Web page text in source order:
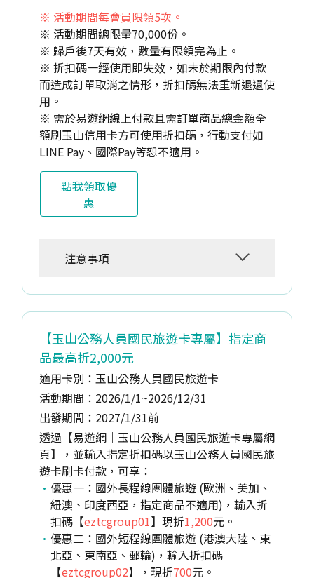
※ 活動期間每會員限領5次。
※ 活動期間總限量70,000份。
※ 歸戶後7天有效，數量有限領完為止。
※ 折扣碼一經使用即失效，如未於期限內付款
而造成訂單取消之情形，折扣碼無法重新退還使
用。
※ 需於易遊網線上付款且需訂單商品總金額全
額刷玉山信用卡方可使用折扣碼，行動支付如
LINE Pay、國際Pay等恕不適用。
點我領取優
惠
注意事項
【玉山公務人員國民旅遊卡專屬】指定商
品最高折2,000元
適用卡別：玉山公務人員國民旅遊卡
活動期間：2026/1/1~2026/12/31
出發期間：2027/1/31前
透過【易遊網｜玉山公務人員國民旅遊卡專屬網
頁】，並輸入指定折扣碼以玉山公務人員國民旅
遊卡刷卡付款，可享：
優惠一：國外長程線團體旅遊 (歐洲、美加、
紐澳、印度西亞，指定商品不適用)，輸入折
扣碼【eztcgroup01】現折1,200元。
優惠二：國外短程線團體旅遊 (港澳大陸、東
北亞、東南亞、郵輪)，輸入折扣碼
【eztcgroup02】，現折700元。